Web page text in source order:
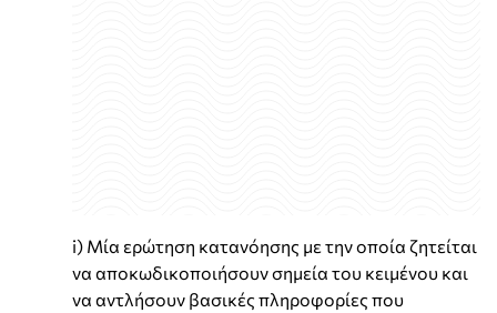
i) Μία ερώτηση κατανόησης με την οποία ζητείται
να αποκωδικοποιήσουν σημεία του κειμένου και
να αντλήσουν βασικές πληροφορίες που